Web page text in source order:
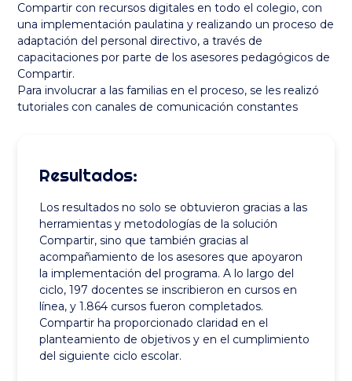
Compartir con recursos digitales en todo el colegio, con
una implementación paulatina y realizando un proceso de
adaptación del personal directivo, a través de
capacitaciones por parte de los asesores pedagógicos de
Compartir.
Para involucrar a las familias en el proceso, se les realizó
tutoriales con canales de comunicación constantes
Resultados:
Los resultados no solo se obtuvieron gracias a las
herramientas y metodologías de la solución
Compartir, sino que también gracias al
acompañamiento de los asesores que apoyaron
la implementación del programa. A lo largo del
ciclo, 197 docentes se inscribieron en cursos en
línea, y 1.864 cursos fueron completados.
Compartir ha proporcionado claridad en el
planteamiento de objetivos y en el cumplimiento
del siguiente ciclo escolar.